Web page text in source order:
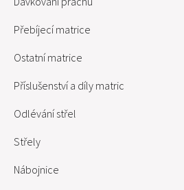
Přebíjecí matrice
Ostatní matrice
Příslušenství a díly matric
Odlévání střel
Střely
Nábojnice